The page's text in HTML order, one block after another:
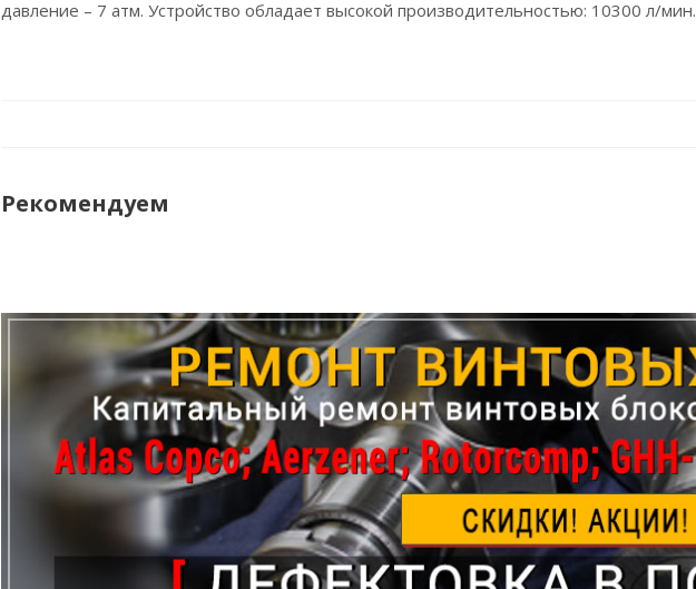
давление – 7 атм. Устройство обладает высокой производительностью: 10300 л/мин.
Рекомендуем